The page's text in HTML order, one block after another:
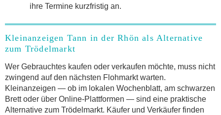
ihre Termine kurzfristig an.
Kleinanzeigen Tann in der Rhön als Alternative
zum Trödelmarkt
Wer Gebrauchtes kaufen oder verkaufen möchte, muss nicht
zwingend auf den nächsten Flohmarkt warten.
Kleinanzeigen — ob im lokalen Wochenblatt, am schwarzen
Brett oder über Online-Plattformen — sind eine praktische
Alternative zum Trödelmarkt. Käufer und Verkäufer finden